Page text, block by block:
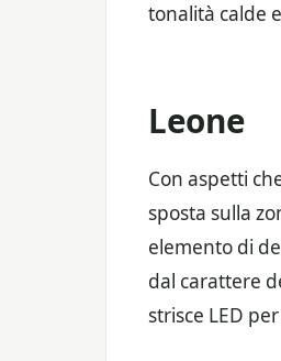
tonalità calde
Leone
Con aspetti
sposta sulla
elemento di
dal carattere
strisce LED